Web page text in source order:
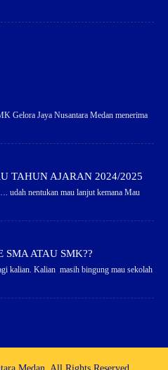
Gelora Jaya Nusantara Medan menerima
TAHUN AJARAN 2024/2025
nentukan mau lanjut kemana Mau
ATAU SMK??
kalian. Kalian masih bingung mau sekolah